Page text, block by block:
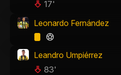
17'
Leonardo Fernández
Leandro Umpiérrez
83'